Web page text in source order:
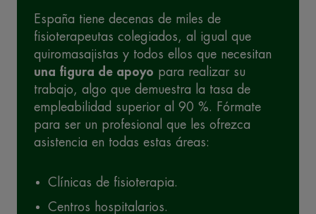
España tiene decenas de miles de
fisioterapeutas colegiados, al igual que
quiromasajistas y todos ellos que necesitan
una figura de apoyo para realizar su
trabajo, algo que demuestra la tasa de
empleabilidad superior al 90 %. Fórmate
para ser un profesional que les ofrezca
asistencia en todas estas áreas:
Clínicas de fisioterapia.
Centros hospitalarios.